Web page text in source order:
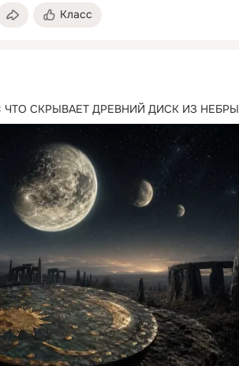
Класс
СКРЫВАЕТ ДРЕВНИЙ ДИСК ИЗ НЕБРЫ